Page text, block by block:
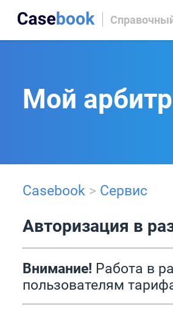
Мой арбитр
Casebook > Сервис
Авторизация в
Внимание! Работа в
пользователям